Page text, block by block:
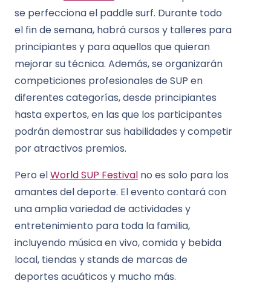
se perfecciona el paddle surf. Durante todo
el fin de semana, habrá cursos y talleres para
principiantes y para aquellos que quieran
mejorar su técnica. Además, se organizarán
competiciones profesionales de SUP en
diferentes categorías, desde principiantes
hasta expertos, en las que los participantes
podrán demostrar sus habilidades y competir
por atractivos premios.
Pero elWorld SUP Festival no es solo para los
amantes del deporte. El evento contará con
una amplia variedad de actividades y
entretenimiento para toda la familia,
incluyendo música en vivo, comida y bebida
local, tiendas y stands de marcas de
deportes acuáticos y mucho más.